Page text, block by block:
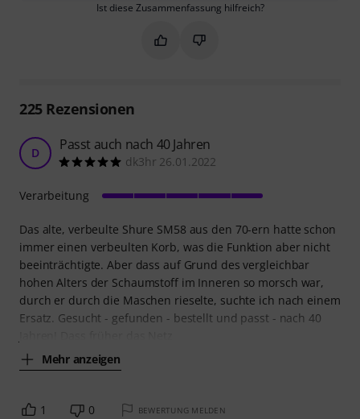
Ist diese Zusammenfassung hilfreich?
Markieren Sie diese
Markieren Sie diese
225Rezensionen
D Passt auch nach 40 Jahren
dk3hr 26.01.2022
Das alte, verbeulte Shure SM58 aus den 70-ern hatte schon
immer einen verbeulten Korb, was die Funktion aber nicht
beeinträchtigte. Aber dass auf Grund des vergleichbar
hohen Alters der Schaumstoff im Inneren so morsch war,
durch er durch die Maschen rieselte, suchte ich nach einem
Ersatz. Gesucht - gefunden - bestellt und passt - nach 40
Mehr anzeigen
Verarbeitung
1 0 BEWERTUNG MELDEN